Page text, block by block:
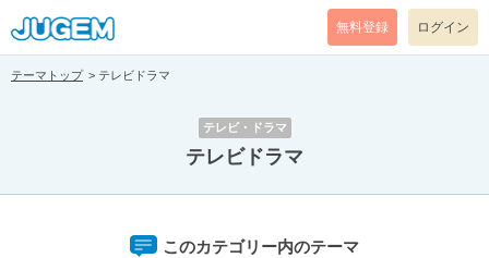
無料登録 ログイン
テーマトップ テレビドラマ
テレビ・ドラマ
テレビドラマ
このカテゴリー内のテーマ